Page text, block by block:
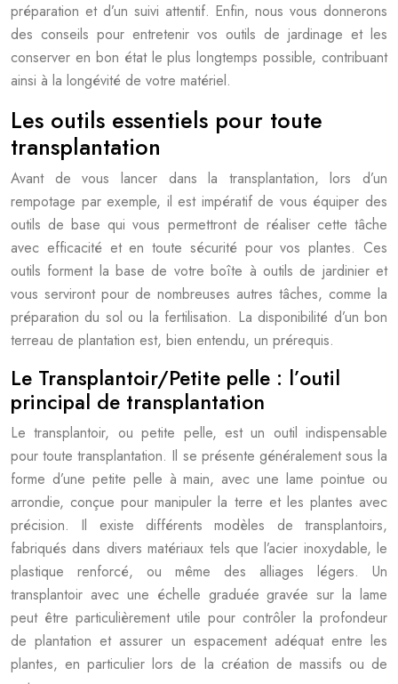
préparation et d’un suivi attentif. Enfin, nous vous donnerons
des conseils pour entretenir vos outils de jardinage et les
conserver en bon état le plus longtemps possible, contribuant
ainsi à la longévité de votre matériel.
Les outils essentiels pour toute
transplantation
Avant de vous lancer dans la transplantation, lors d’un
rempotage par exemple, il est impératif de vous équiper des
outils de base qui vous permettront de réaliser cette tâche
avec efficacité et en toute sécurité pour vos plantes. Ces
outils forment la base de votre boîte à outils de jardinier et
vous serviront pour de nombreuses autres tâches, comme la
préparation du sol ou la fertilisation. La disponibilité d’un bon
terreau de plantation est, bien entendu, un prérequis.
Le Transplantoir/Petite pelle : l’outil
principal de transplantation
Le transplantoir, ou petite pelle, est un outil indispensable
pour toute transplantation. Il se présente généralement sous la
forme d’une petite pelle à main, avec une lame pointue ou
arrondie, conçue pour manipuler la terre et les plantes avec
précision. Il existe différents modèles de transplantoirs,
fabriqués dans divers matériaux tels que l’acier inoxydable, le
plastique renforcé, ou même des alliages légers. Un
transplantoir avec une échelle graduée gravée sur la lame
peut être particulièrement utile pour contrôler la profondeur
de plantation et assurer un espacement adéquat entre les
plantes, en particulier lors de la création de massifs ou de